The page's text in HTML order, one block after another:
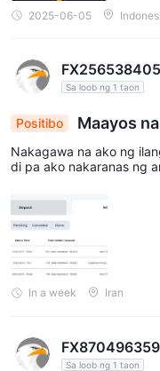
2025-06-05
Sa loob ng 1 taon
Positibo Maayos
Nakagawa na ako ng
di pa ako nakaranas ng
In a week Iran
Sa loob ng 1 taon